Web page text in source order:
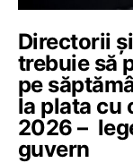
Directorii
trebuie să
pe
la plata cu
2026 –
guvern